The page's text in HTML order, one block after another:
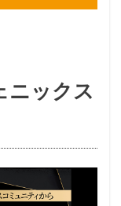
ニックス